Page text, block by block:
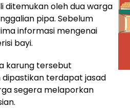
ditemukan oleh dua warga
pipa. Sebelum
informasi mengenai
bayi.
karung tersebut
dipastikan terdapat jasad
segera melaporkan